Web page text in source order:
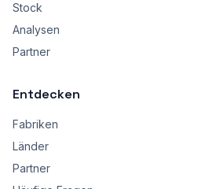
Stock
Analysen
Partner
Entdecken
Fabriken
Länder
Partner